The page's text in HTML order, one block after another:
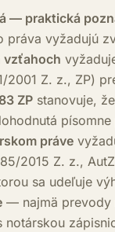
— praktická
práva vyžadujú
vzťahoch
2001 Z. z., ZP)
ZP stanovuje,
práve
2015 Z. z.,
sa udeľuje
— najmä prevody
notárskou